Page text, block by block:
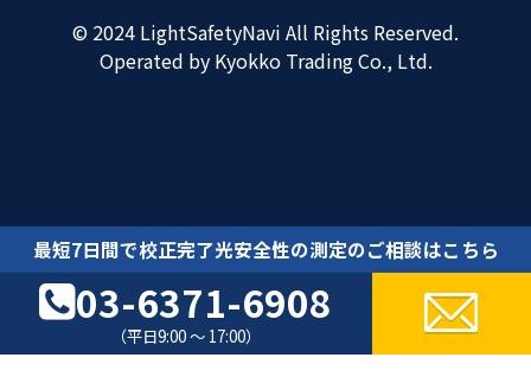
最短7日間で校正完了光安全性の測定のご相談はこちら
03-6371-6908
（平日9:00 ～ 17:00）
© 2024 LightSafetyNavi All Rights Reserved.
Operated by Kyokko Trading Co., Ltd.